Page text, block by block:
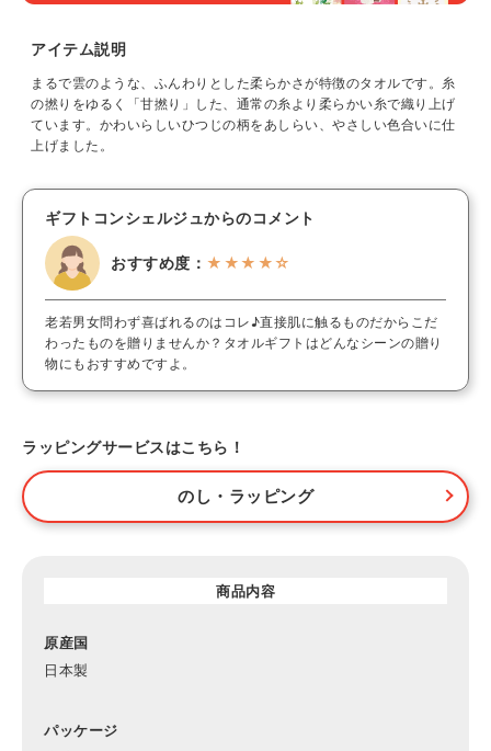
アイテム説明
まるで雲のような、ふんわりとした柔らかさが特徴のタオルです。糸
の撚りをゆるく「甘撚り」した、通常の糸より柔らかい糸で織り上げ
ています。かわいらしいひつじの柄をあしらい、やさしい色合いに仕
上げました。
ギフトコンシェルジュからのコメント
おすすめ度： ★★★★☆
老若男女問わず喜ばれるのはコレ♪直接肌に触るものだからこだ
わったものを贈りませんか？タオルギフトはどんなシーンの贈り
物にもおすすめですよ。
ラッピングサービスはこちら！
のし・ラッピング
商品内容
原産国
日本製
パッケージ